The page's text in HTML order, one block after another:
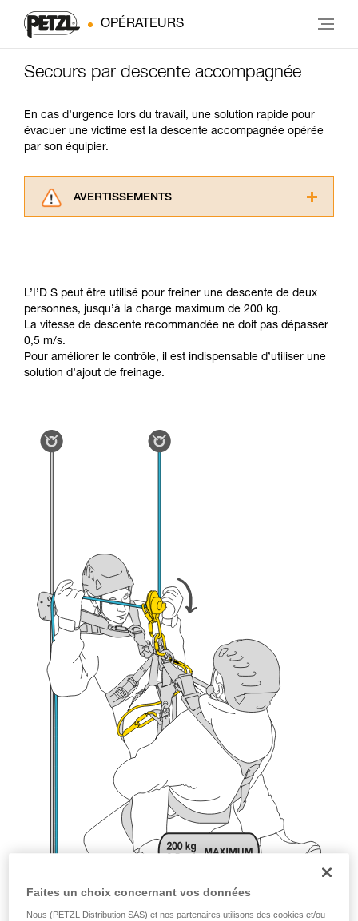
OPÉRATEURS
Secours par descente accompagnée
En cas d’urgence lors du travail, une solution rapide pour
évacuer une victime est la descente accompagnée opérée
par son équipier.
AVERTISSEMENTS
pouvoir comprendre ce complément
d’informations.
Maîtriser ces techniques nécessite une
avec un professionnel votre capacité à refaire
la manipulation, seul, en toute sécurité, avant
que nous ne décrivons pas ici.
L’I’D S peut être utilisé pour freiner une descente de deux
personnes, jusqu’à la charge maximum de 200 kg.
La vitesse de descente recommandée ne doit pas dépasser
0,5 m/s.
Pour améliorer le contrôle, il est indispensable d’utiliser une
solution d’ajout de freinage.
Faites un choix concernant vos données
Nous (PETZL Distribution SAS) et nos partenaires utilisons des cookies et/ou